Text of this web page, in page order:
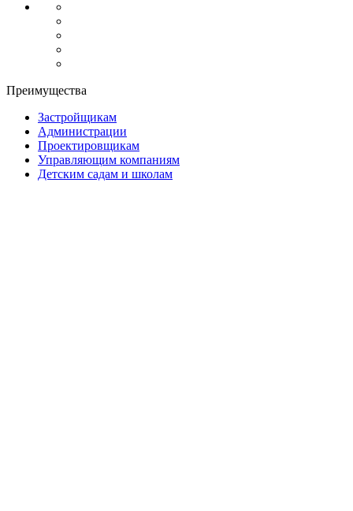
Преимущества
Застройщикам
Администрации
Проектировщикам
Управляющим компаниям
Детским садам и школам